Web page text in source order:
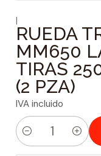
|
RUEDA
MM650
TIRAS
(2 PZA)
IVA incluido
C